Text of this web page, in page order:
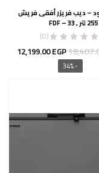
– ديب فريزر أفقى فريش
255 لتر , FDF – 33
(0)
السعر
الأصلي
12,199.00EGP
- 34%